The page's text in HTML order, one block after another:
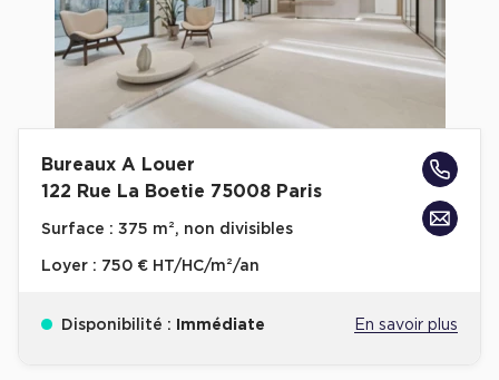
Bureaux A Louer
122 Rue La Boetie 75008 Paris
Surface : 375 m², non divisibles
Loyer : 750 € HT/HC/m²/an
Disponibilité : Immédiate En savoir plus